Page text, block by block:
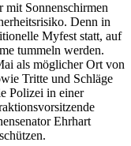
Sonnenschirmen
Denn in
Myfest statt, auf
tummeln werden.
als möglicher Ort von
Tritte und Schläge
Polizei in einer
Ehrhart